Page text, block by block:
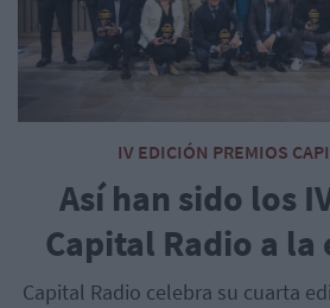
IV EDICIÓN PREMIOS
Así han sido los
Capital Radio a la
Capital Radio celebra su cuarta